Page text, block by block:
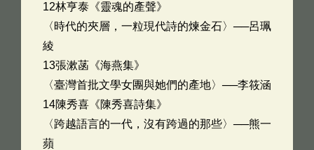
12林亨泰《靈魂的產聲》
〈時代的夾層，一粒現代詩的煉金石〉──呂珮
綾
13張漱菡《海燕集》
〈臺灣首批文學女團與她們的產地〉──李筱涵
14陳秀喜《陳秀喜詩集》
〈跨越語言的一代，沒有跨過的那些〉──熊一
蘋